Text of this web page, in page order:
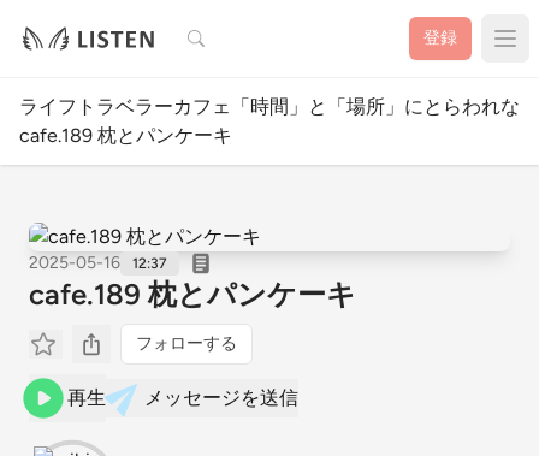
検索 登録
ライフトラベラーカフェ「時間」と「場所」にとらわれな
cafe.189 枕とパンケーキ
2025-05-16 12:37
cafe.189 枕とパンケーキ
フォローする
再生 メッセージを送信